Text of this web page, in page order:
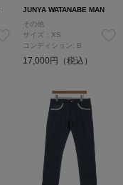
JUNYA WATANABE MAN
その他
サイズ：XS
コンディション: B
17,000円（税込）